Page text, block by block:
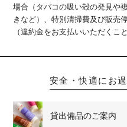
場合（タバコの吸い殻の発見や
きなど）、特別清掃費及び販売
（違約金をお支払いいただくこ
安全・快適にお
貸出備品のご案内